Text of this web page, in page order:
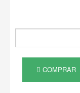
COMPRAR